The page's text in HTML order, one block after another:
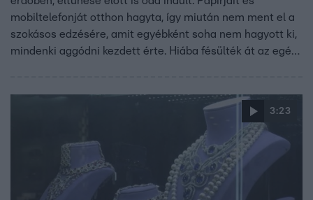
mobiltelefonját otthon hagyta, így miután nem ment el a
szokásos edzésére, amit egyébként soha nem hagyott ki,
mindenki aggódni kezdett érte. Hiába fésülték át az egész
hogy Gergő pénzügyi befektetésekkel foglalkozott,
állítólag több száz milliónyi készpénzt forgatott.
3:23